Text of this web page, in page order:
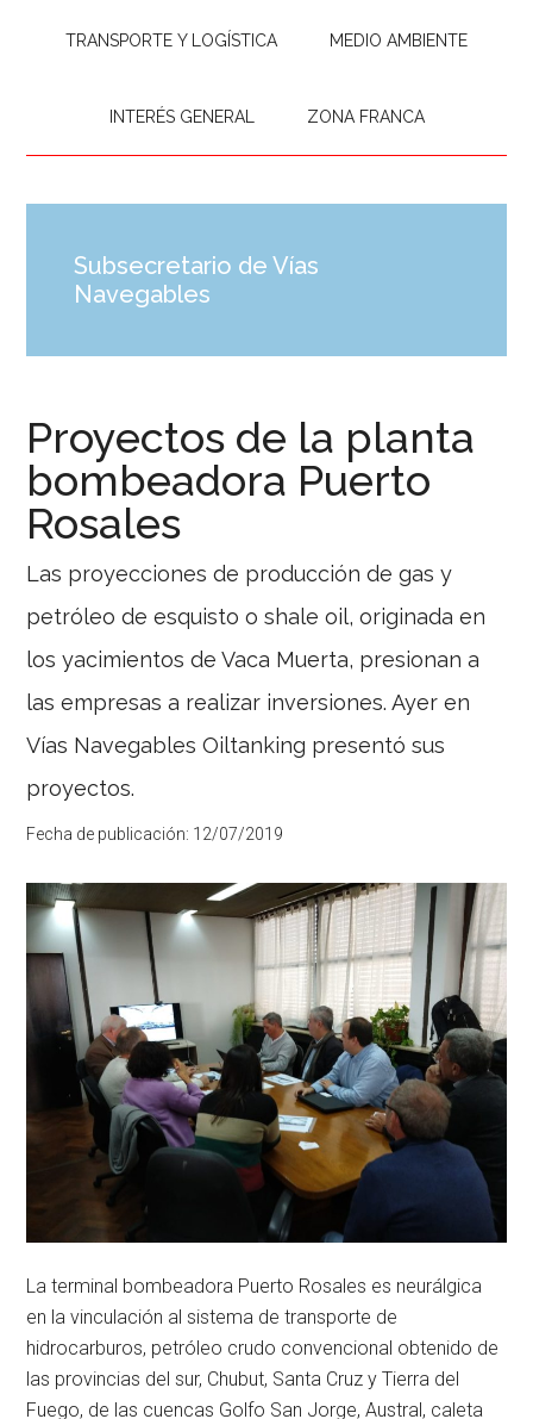
TRANSPORTE Y LOGÍSTICA MEDIO AMBIENTE
INTERÉS GENERAL ZONA FRANCA
Subsecretario de Vías
Navegables
Proyectos de la planta
bombeadora Puerto
Rosales
Las proyecciones de producción de gas y
petróleo de esquisto o shale oil, originada en
los yacimientos de Vaca Muerta, presionan a
las empresas a realizar inversiones. Ayer en
Vías Navegables Oiltanking presentó sus
proyectos.
Fecha de publicación: 12/07/2019
La terminal bombeadora Puerto Rosales es neurálgica
en la vinculación al sistema de transporte de
hidrocarburos, petróleo crudo convencional obtenido de
las provincias del sur, Chubut, Santa Cruz y Tierra del
Fuego, de las cuencas Golfo San Jorge, Austral, caleta